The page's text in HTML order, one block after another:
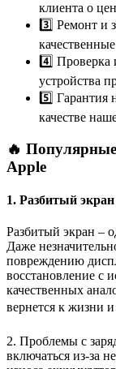
клиента о
3️⃣ Ремонт и
4️⃣ Проверка
устройства
5️⃣ Гарантия
качестве
🔥
Apple
1. Разбитый экран
Разбитый экран –
Даже
повреждению
восстановление с
качественных
вернется к жизни
2. Проблемы с
включаться из-за